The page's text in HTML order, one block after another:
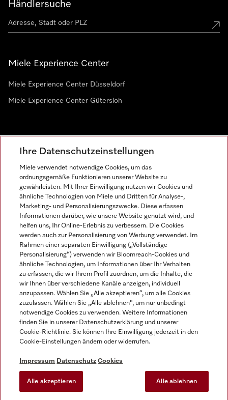
Händlersuche
Miele Experience Center
Miele Experience Center Düsseldorf
Miele Experience Center Gütersloh
AGB
Datenschutz
Nutzungsbedingungen
Barrierefreiheitserklärung
EU-Gesetzen über digitale Dienste
Cookie-Einstellungen
Miele auf Instagram
Miele auf Facebook
Miele auf Youtube
Ihre Datenschutzeinstellungen
Miele verwendet notwendige Cookies, um das
ordnungsgemäße Funktionieren unserer Website zu
gewährleisten. Mit Ihrer Einwilligung nutzen wir Cookies und
ähnliche Technologien von Miele und Dritten für Analyse-,
Marketing- und Personalisierungszwecke. Diese erfassen
Informationen darüber, wie unsere Website genutzt wird, und
helfen uns, Ihr Online-Erlebnis zu verbessern. Die Cookies
werden auch zur Personalisierung von Werbung verwendet. Im
Rahmen einer separaten Einwilligung („Vollständige
Personalisierung“) verwenden wir Bloomreach-Cookies und
ähnliche Technologien, um Informationen über Ihr Verhalten
zu erfassen, die wir Ihrem Profil zuordnen, um die Inhalte, die
wir Ihnen über verschiedene Kanäle anzeigen, individuell
anzupassen. Wählen Sie „Alle akzeptieren“, um alle Cookies
zuzulassen. Wählen Sie „Alle ablehnen“, um nur unbedingt
notwendige Cookies zu verwenden. Weitere Informationen
finden Sie in unserer Datenschutzerklärung und unserer
Cookie-Richtlinie. Sie können Ihre Einwilligung jederzeit in den
Cookie-Einstellungen ändern oder widerrufen.
Impressum Datenschutz Cookies
Alle akzeptieren Alle ablehnen